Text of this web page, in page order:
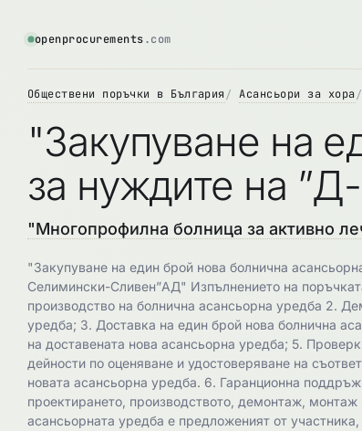
openprocurements.com
Обществени поръчки в България Асансьори за хора
"Закупуване на
за нуждите на
"Многопрофилна болница за активно
"Закупуване на един брой нова болнична
Селимински-Сливен”АД" Изпълнението на
производство на болнична асансьорна уредба 2.
уредба; 3. Доставка на един брой нова болнична
на доставената нова асансьорна уредба; 5.
дейности по оценяване и удостоверяване на
новата асансьорна уредба. 6. Гаранционна
проектирането, производството, демонтаж, монтаж
асансьорната уредба е предложеният от